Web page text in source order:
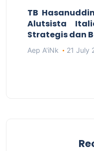
TB
Alutsista
Strategis dan
Aep A'iNk 21 July